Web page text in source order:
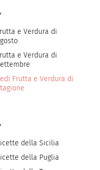
e Verdura di
e Verdura di
Frutta e Verdura di
della Sicilia
della Puglia